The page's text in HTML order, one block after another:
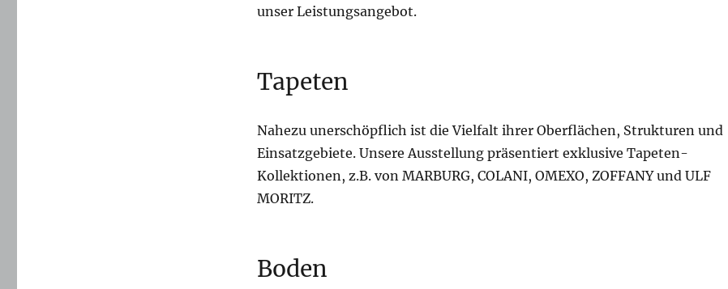
unser Leistungsangebot.
Tapeten
Nahezu unerschöpflich ist die Vielfalt ihrer Oberflächen, Strukturen und
Einsatzgebiete. Unsere Ausstellung präsentiert exklusive Tapeten-
Kollektionen, z.B. von MARBURG, COLANI, OMEXO, ZOFFANY und ULF
MORITZ.
Boden